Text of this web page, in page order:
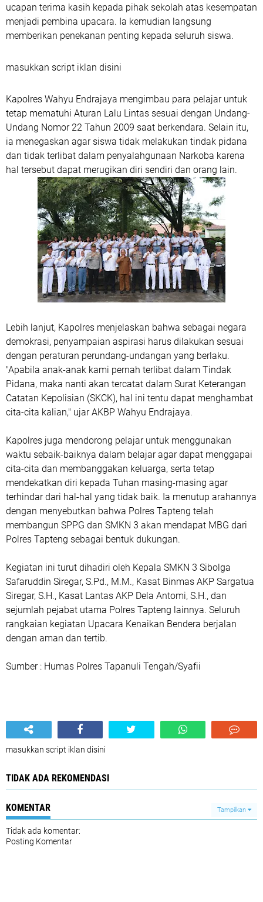
ucapan terima kasih kepada pihak sekolah atas kesempatan
menjadi pembina upacara. Ia kemudian langsung
memberikan penekanan penting kepada seluruh siswa.
masukkan script iklan disini
Kapolres Wahyu Endrajaya mengimbau para pelajar untuk
tetap mematuhi Aturan Lalu Lintas sesuai dengan Undang-
Undang Nomor 22 Tahun 2009 saat berkendara. Selain itu,
ia menegaskan agar siswa tidak melakukan tindak pidana
dan tidak terlibat dalam penyalahgunaan Narkoba karena
hal tersebut dapat merugikan diri sendiri dan orang lain.
Lebih lanjut, Kapolres menjelaskan bahwa sebagai negara
demokrasi, penyampaian aspirasi harus dilakukan sesuai
dengan peraturan perundang-undangan yang berlaku.
"Apabila anak-anak kami pernah terlibat dalam Tindak
Pidana, maka nanti akan tercatat dalam Surat Keterangan
Catatan Kepolisian (SKCK), hal ini tentu dapat menghambat
cita-cita kalian," ujar AKBP Wahyu Endrajaya.
Kapolres juga mendorong pelajar untuk menggunakan
waktu sebaik-baiknya dalam belajar agar dapat menggapai
cita-cita dan membanggakan keluarga, serta tetap
mendekatkan diri kepada Tuhan masing-masing agar
terhindar dari hal-hal yang tidak baik. Ia menutup arahannya
dengan menyebutkan bahwa Polres Tapteng telah
membangun SPPG dan SMKN 3 akan mendapat MBG dari
Polres Tapteng sebagai bentuk dukungan.
Kegiatan ini turut dihadiri oleh Kepala SMKN 3 Sibolga
Safaruddin Siregar, S.Pd., M.M., Kasat Binmas AKP Sargatua
Siregar, S.H., Kasat Lantas AKP Dela Antomi, S.H., dan
sejumlah pejabat utama Polres Tapteng lainnya. Seluruh
rangkaian kegiatan Upacara Kenaikan Bendera berjalan
dengan aman dan tertib.
Sumber : Humas Polres Tapanuli Tengah/Syafii
masukkan script iklan disini
TIDAK ADA REKOMENDASI
KOMENTAR Tampilkan
Tidak ada komentar:
Posting Komentar